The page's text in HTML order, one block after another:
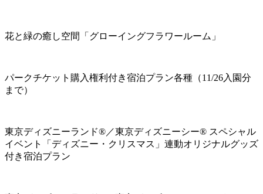
花と緑の癒し空間「グローイングフラワールーム」
パークチケット購入権利付き宿泊プラン各種（11/26入園分
まで）
東京ディズニーランド®／東京ディズニーシー® スペシャル
イベント「ディズニー・クリスマス」連動オリジナルグッズ
付き宿泊プラン